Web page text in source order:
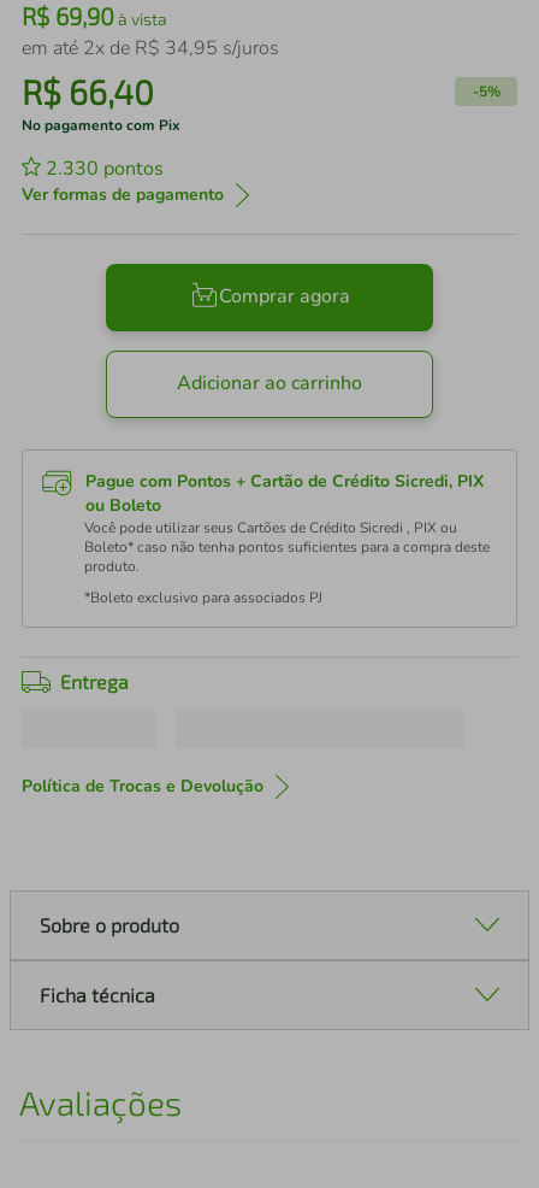
R$ 69,90à vista
em até 2x de R$ 34,95 s/juros
R$ 66,40 -5%
No pagamento com Pix
2.330 pontos
Ver formas de pagamento
Comprar agora
Adicionar ao carrinho
Pague com Pontos + Cartão de Crédito Sicredi, PIX
ou Boleto
Você pode utilizar seus Cartões de Crédito Sicredi , PIX ou
Boleto* caso não tenha pontos suficientes para a compra deste
produto.
*Boleto exclusivo para associados PJ
Entrega
Política de Trocas e Devolução
Sobre o produto
Ficha técnica
Avaliações